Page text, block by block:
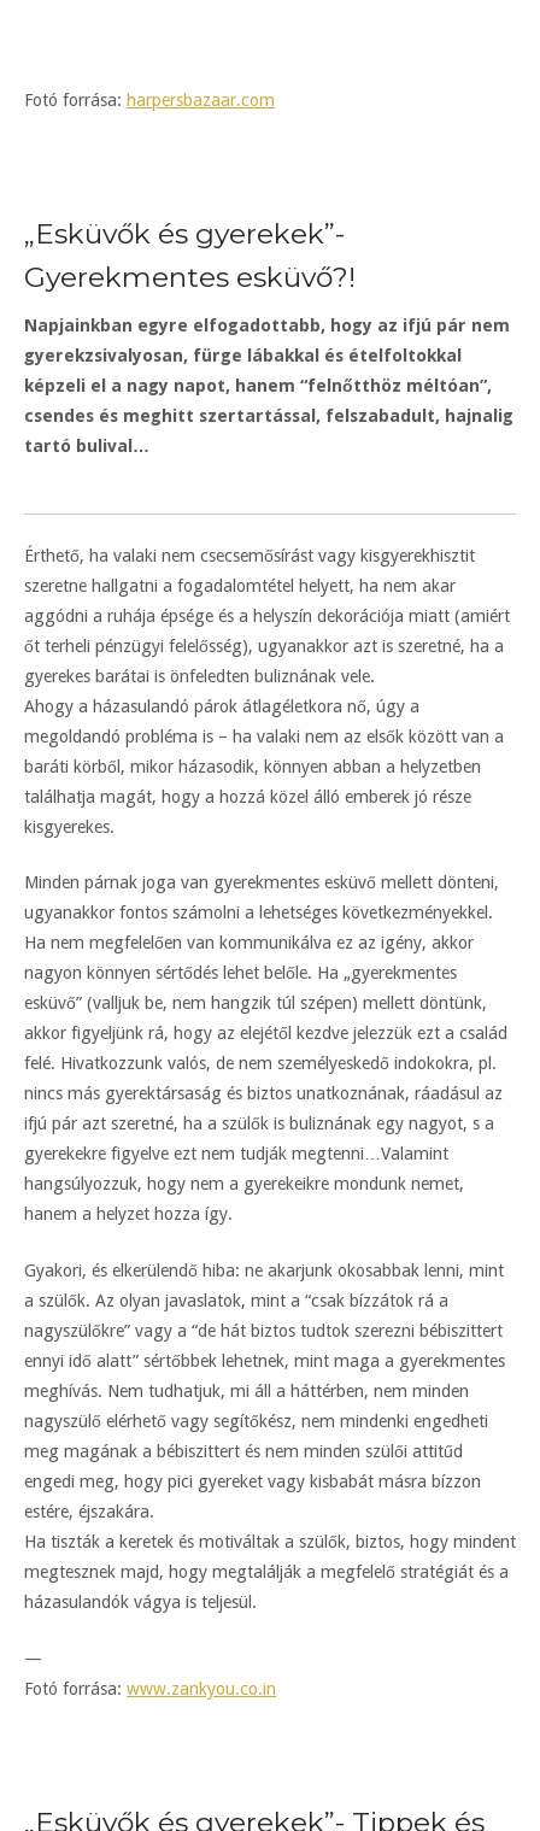
Fotó forrása: harpersbazaar.com
„Esküvők és gyerekek”-
Gyerekmentes esküvő?!
Napjainkban egyre elfogadottabb, hogy az ifjú pár nem
gyerekzsivalyosan, fürge lábakkal és ételfoltokkal
képzeli el a nagy napot, hanem “felnőtthöz méltóan”,
csendes és meghitt szertartással, felszabadult, hajnalig
tartó bulival…
Érthető, ha valaki nem csecsemősírást vagy kisgyerekhisztit
szeretne hallgatni a fogadalomtétel helyett, ha nem akar
aggódni a ruhája épsége és a helyszín dekorációja miatt (amiért
őt terheli pénzügyi felelősség), ugyanakkor azt is szeretné, ha a
gyerekes barátai is önfeledten buliznának vele.
Ahogy a házasulandó párok átlagéletkora nő, úgy a
megoldandó probléma is – ha valaki nem az elsők között van a
baráti körből, mikor házasodik, könnyen abban a helyzetben
találhatja magát, hogy a hozzá közel álló emberek jó része
kisgyerekes.
Minden párnak joga van gyerekmentes esküvő mellett dönteni,
ugyanakkor fontos számolni a lehetséges következményekkel.
Ha nem megfelelően van kommunikálva ez az igény, akkor
nagyon könnyen sértődés lehet belőle. Ha „gyerekmentes
esküvő” (valljuk be, nem hangzik túl szépen) mellett döntünk,
akkor figyeljünk rá, hogy az elejétől kezdve jelezzük ezt a család
felé. Hivatkozzunk valós, de nem személyeskedő indokokra, pl.
nincs más gyerektársaság és biztos unatkoznának, ráadásul az
ifjú pár azt szeretné, ha a szülők is buliznának egy nagyot, s a
gyerekekre figyelve ezt nem tudják megtenni…Valamint
hangsúlyozzuk, hogy nem a gyerekeikre mondunk nemet,
hanem a helyzet hozza így.
Gyakori, és elkerülendő hiba: ne akarjunk okosabbak lenni, mint
a szülők. Az olyan javaslatok, mint a “csak bízzátok rá a
nagyszülőkre” vagy a “de hát biztos tudtok szerezni bébiszittert
ennyi idő alatt” sértőbbek lehetnek, mint maga a gyerekmentes
meghívás. Nem tudhatjuk, mi áll a háttérben, nem minden
nagyszülő elérhető vagy segítőkész, nem mindenki engedheti
meg magának a bébiszittert és nem minden szülői attitűd
engedi meg, hogy pici gyereket vagy kisbabát másra bízzon
estére, éjszakára.
Ha tiszták a keretek és motiváltak a szülők, biztos, hogy mindent
megtesznek majd, hogy megtalálják a megfelelő stratégiát és a
házasulandók vágya is teljesül.
—
Fotó forrása: www.zankyou.co.in
„Esküvők és gyerekek”- Tippek és